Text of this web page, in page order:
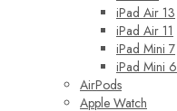
iPad Air 13
iPad Air 11
iPad Mini 7
iPad Mini 6
AirPods
Apple Watch